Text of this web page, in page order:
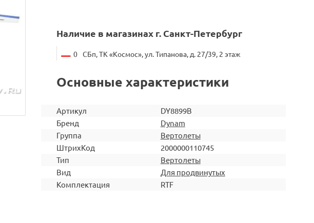
Наличие в магазинах г. Санкт-Петербург
0 СБп, ТК «Космос», ул. Типанова, д. 27/39, 2 этаж
Основные характеристики
Артикул
DY8899B
Бренд
Dynam
Группа
Вертолеты
ШтрихКод
2000000110745
Тип
Вертолеты
Вид
Для продвинутых
Комплектация
RTF